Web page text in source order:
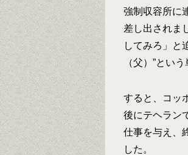
強制収容所に
差し出されま
してみろ」と
（父）”とい
すると、コッ
後にテヘラン
仕事を与え、
した。